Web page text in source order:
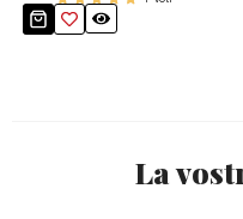
La